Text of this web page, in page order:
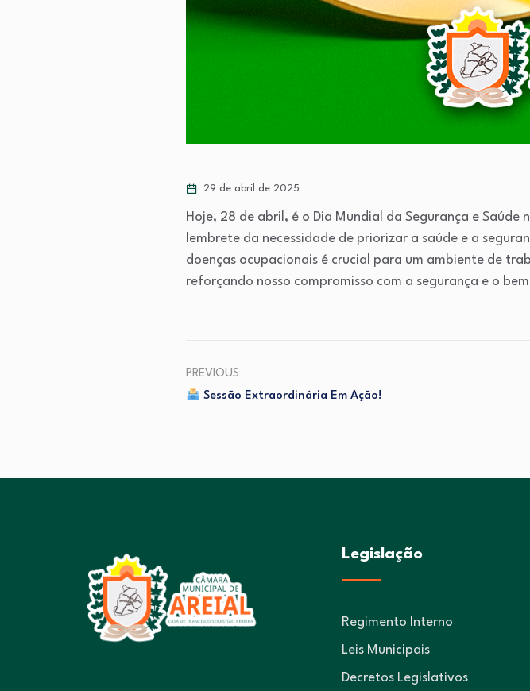
29 de abril de 2025
Hoje, 28 de abril, é o Dia Mundial da Segurança e
lembrete da necessidade de priorizar a saúde e a
doenças ocupacionais é crucial para um ambiente de
reforçando nosso compromisso com a segurança e o
PREVIOUS
Sessão Extraordinária Em Ação!
Legislação
Regimento Interno
Leis Municipais
Decretos Legislativos